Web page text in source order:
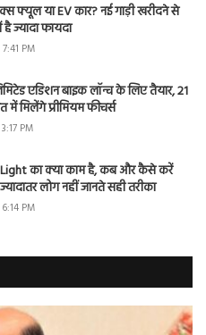
फ्यूल या EV कार? नई गाड़ी खरीदने से
ज्यादा फायदा
PM
एडिशन बाइक लॉन्च के लिए तैयार, 21
मिलेंगे प्रीमियम फीचर्स
PM
Light का क्या काम है, कब और कैसे करें
लोग नहीं जानते सही तरीका
PM